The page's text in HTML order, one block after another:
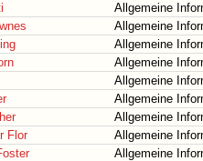
Allgemeine
Allgemeine
Allgemeine
Allgemeine
Allgemeine
Allgemeine
Allgemeine
Flor
Allgemeine
Allgemeine